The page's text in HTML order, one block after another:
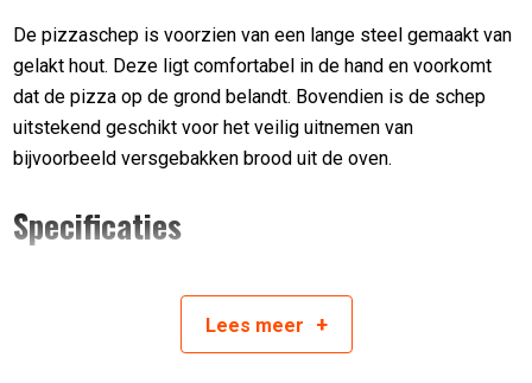
De pizzaschep is voorzien van een lange steel gemaakt van
gelakt hout. Deze ligt comfortabel in de hand en voorkomt
dat de pizza op de grond belandt. Bovendien is de schep
uitstekend geschikt voor het veilig uitnemen van
bijvoorbeeld versgebakken brood uit de oven.
Specificaties
Lees meer +